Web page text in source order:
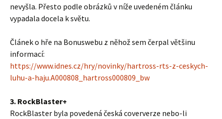
nevyšla. Přesto podle obrázků v níže uvedeném článku
vypadala docela k světu.
Článek o hře na Bonuswebu z něhož sem čerpal většinu
informací:
https://www.idnes.cz/hry/novinky/hartross-rts-z-ceskych-
luhu-a-haju.A000808_hartross000809_bw
3. RockBlaster+
RockBlaster byla povedená česká coververze nebo-li